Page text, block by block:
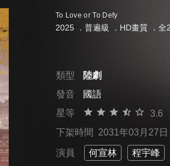
To Love or To Defy
2025 ． 普遍級 ．HD畫質 ．
類型
陸劇
發音
國語
星等
3.6
下架時間 2031年03月27日
演員 何宣林 程宇峰